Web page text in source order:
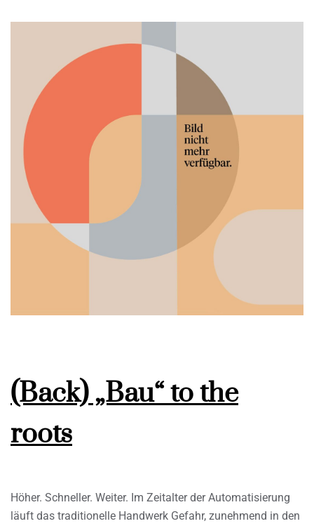
(Back) „Bau“ to the
roots
Höher. Schneller. Weiter. Im Zeitalter der Automatisierung
läuft das traditionelle Handwerk Gefahr, zunehmend in den